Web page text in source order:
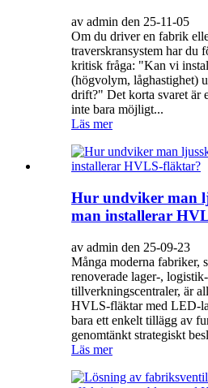
av admin den 25-11-05
Om du driver en fabrik
traverskransystem har du
kritisk fråga: "Kan vi
(högvolym, låghastighet)
drift?" Det korta svaret är
inte bara möjligt...
Läs mer
Hur undviker man
man installerar
av admin den 25-09-23
Många moderna fabriker,
renoverade lager-,
tillverkningscentraler, är
HVLS-fläktar med LED-
bara ett enkelt tillägg av
genomtänkt strategiskt
Läs mer